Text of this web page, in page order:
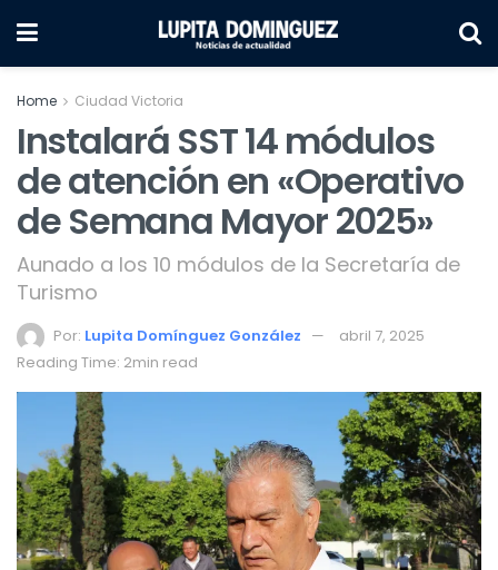
Home Ciudad Victoria
Instalará SST 14 módulos
de atención en «Operativo
de Semana Mayor 2025»
Aunado a los 10 módulos de la Secretaría de
Turismo
Por: Lupita Domínguez González
abril 7, 2025
Reading Time: 2min read